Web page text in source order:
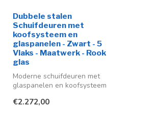
Dubbele stalen
Schuifdeuren met
koofsysteem en
glaspanelen - Zwart - 5
Vlaks - Maatwerk - Rook
glas
Moderne schuifdeuren met
glaspanelen en koofsysteem
maa...
€2.272,00